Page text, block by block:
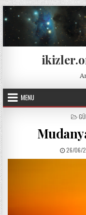
Skip to content
MENU
26/06/